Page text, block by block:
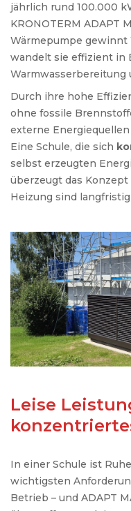
jährlich rund 100.000
KRONOTERM ADAPT
Wärmepumpe gewinnt
wandelt sie effizient in
Warmwasserbereitung
Durch ihre hohe
ohne fossile
externe Energiequellen
Eine Schule, die sich
selbst erzeugten
überzeugt das Konzept
Heizung sind langfristig
Leise
In einer Schule ist Ruhe
wichtigsten
Betrieb – und ADAPT